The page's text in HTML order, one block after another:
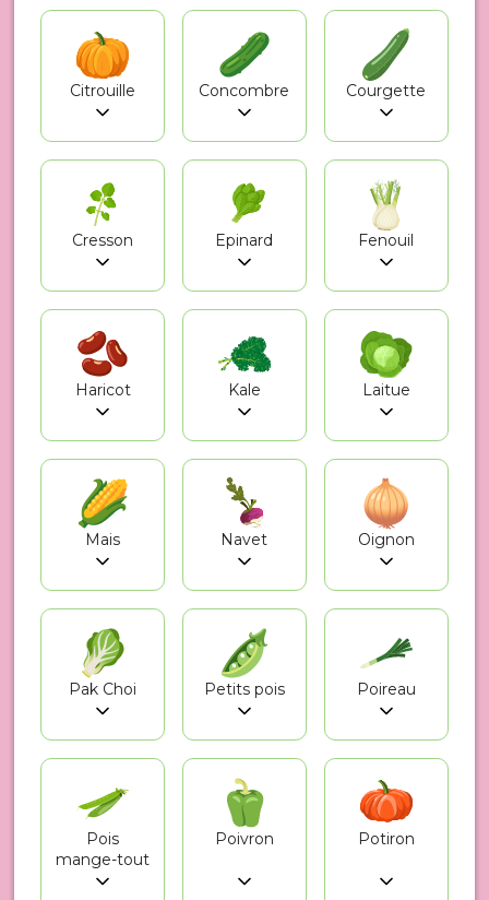
Citrouille Concombre Courgette
Cresson Epinard Fenouil
Haricot Kale Laitue
Mais Navet Oignon
Pak Choi Petits pois Poireau
Pois
mange-tout
Poivron Potiron